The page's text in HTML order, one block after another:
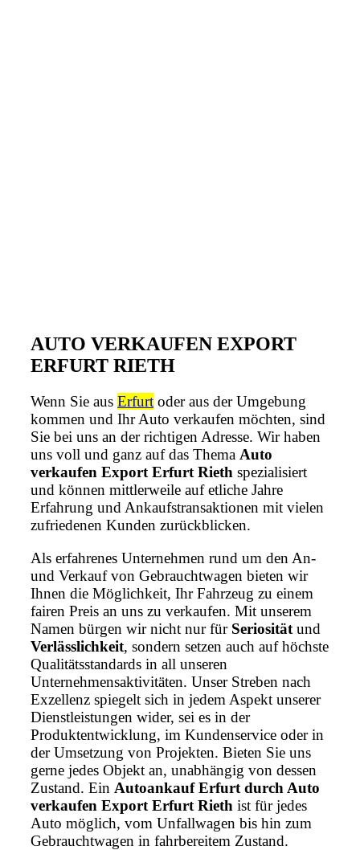
AUTO VERKAUFEN EXPORT
ERFURT RIETH
Wenn Sie aus Erfurt oder aus der Umgebung
kommen und Ihr Auto verkaufen möchten, sind
Sie bei uns an der richtigen Adresse. Wir haben
uns voll und ganz auf das Thema Auto
verkaufen Export Erfurt Rieth spezialisiert
und können mittlerweile auf etliche Jahre
Erfahrung und Ankaufstransaktionen mit vielen
zufriedenen Kunden zurückblicken.
Als erfahrenes Unternehmen rund um den An-
und Verkauf von Gebrauchtwagen bieten wir
Ihnen die Möglichkeit, Ihr Fahrzeug zu einem
fairen Preis an uns zu verkaufen. Mit unserem
Namen bürgen wir nicht nur für Seriosität und
Verlässlichkeit, sondern setzen auch auf höchste
Qualitätsstandards in all unseren
Unternehmensaktivitäten. Unser Streben nach
Exzellenz spiegelt sich in jedem Aspekt unserer
Dienstleistungen wider, sei es in der
Produktentwicklung, im Kundenservice oder in
der Umsetzung von Projekten. Bieten Sie uns
gerne jedes Objekt an, unabhängig von dessen
Zustand. Ein Autoankauf Erfurt durch Auto
verkaufen Export Erfurt Rieth ist für jedes
Auto möglich, vom Unfallwagen bis hin zum
Gebrauchtwagen in fahrbereitem Zustand.